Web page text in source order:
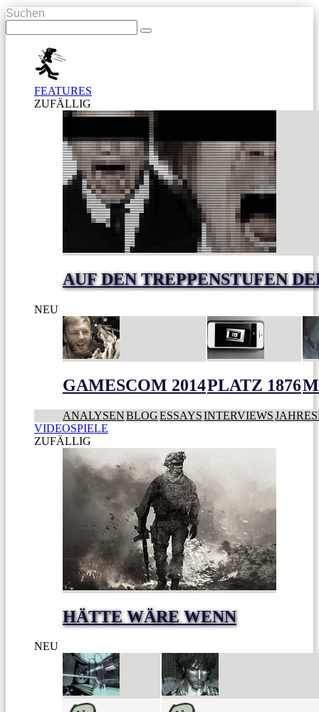
Suchen
FEATURES
ZUFÄLLIG
AUF DEN TREPPENSTUFEN
NEU
GAMESCOM 2014PLATZ 1876
ANALYSENBLOGESSAYSINTERVIEWS
VIDEOSPIELE
ZUFÄLLIG
HÄTTE WÄRE WENN
NEU